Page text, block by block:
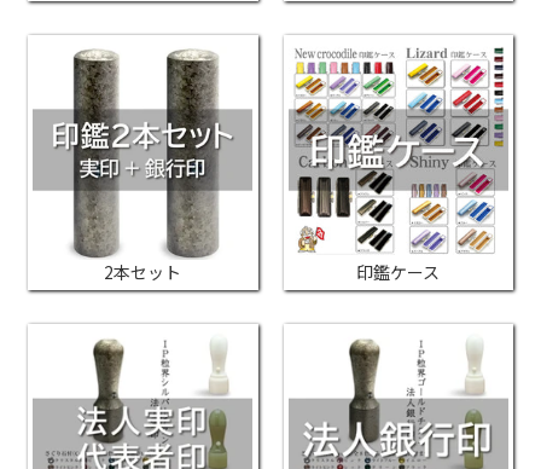
2本セット 印鑑ケース